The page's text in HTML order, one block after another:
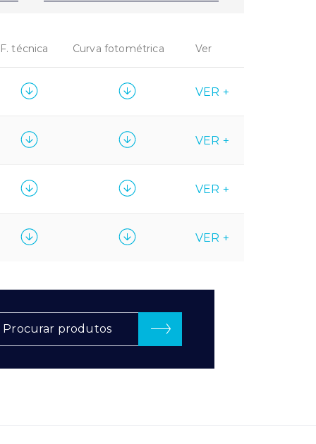
F. técnica Curva fotométrica Ver
VER +
VER +
VER +
VER +
Procurar produtos